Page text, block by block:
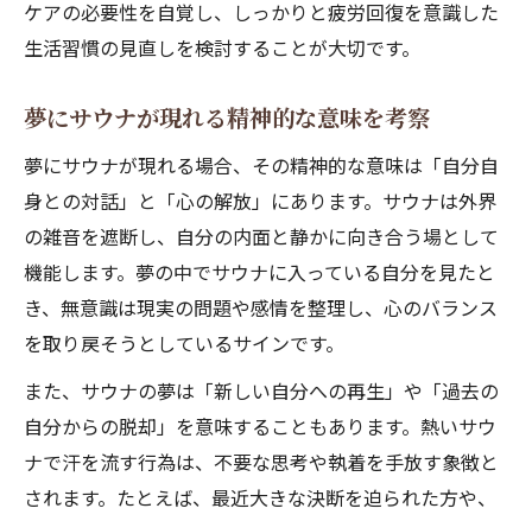
ケアの必要性を自覚し、しっかりと疲労回復を意識した
生活習慣の見直しを検討することが大切です。
夢にサウナが現れる精神的な意味を考察
夢にサウナが現れる場合、その精神的な意味は「自分自
身との対話」と「心の解放」にあります。サウナは外界
の雑音を遮断し、自分の内面と静かに向き合う場として
機能します。夢の中でサウナに入っている自分を見たと
き、無意識は現実の問題や感情を整理し、心のバランス
を取り戻そうとしているサインです。
また、サウナの夢は「新しい自分への再生」や「過去の
自分からの脱却」を意味することもあります。熱いサウ
ナで汗を流す行為は、不要な思考や執着を手放す象徴と
されます。たとえば、最近大きな決断を迫られた方や、